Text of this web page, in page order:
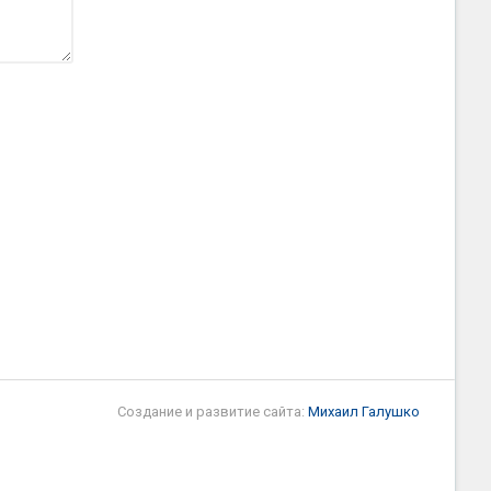
Создание и развитие сайта: Михаил Галушко